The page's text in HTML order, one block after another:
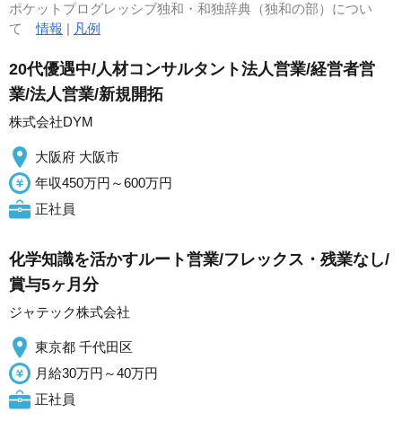
ポケットプログレッシブ独和・和独辞典（独和の部）につい
て情報 | 凡例
20代優遇中/人材コンサルタント法人営業/経営者営
業/法人営業/新規開拓
株式会社DYM
大阪府 大阪市
年収450万円～600万円
正社員
化学知識を活かすルート営業/フレックス・残業なし/
賞与5ヶ月分
ジャテック株式会社
東京都 千代田区
月給30万円～40万円
正社員